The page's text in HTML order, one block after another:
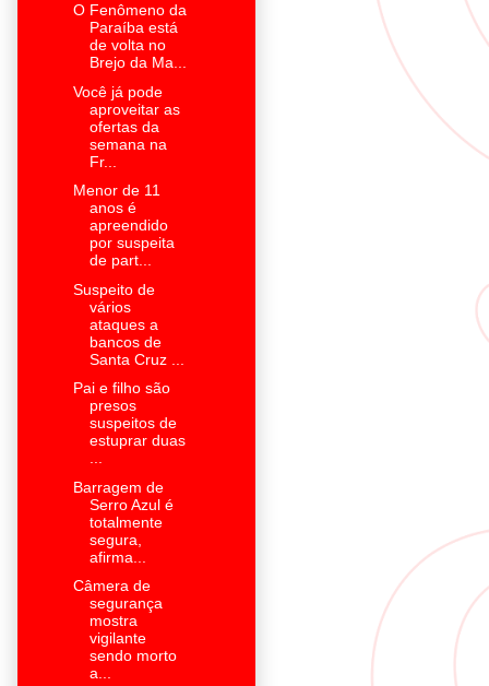
O Fenômeno da
Paraíba está
de volta no
Brejo da Ma...
Você já pode
aproveitar as
ofertas da
semana na
Fr...
Menor de 11
anos é
apreendido
por suspeita
de part...
Suspeito de
vários
ataques a
bancos de
Santa Cruz ...
Pai e filho são
presos
suspeitos de
estuprar duas
...
Barragem de
Serro Azul é
totalmente
segura,
afirma...
Câmera de
segurança
mostra
vigilante
sendo morto
a...